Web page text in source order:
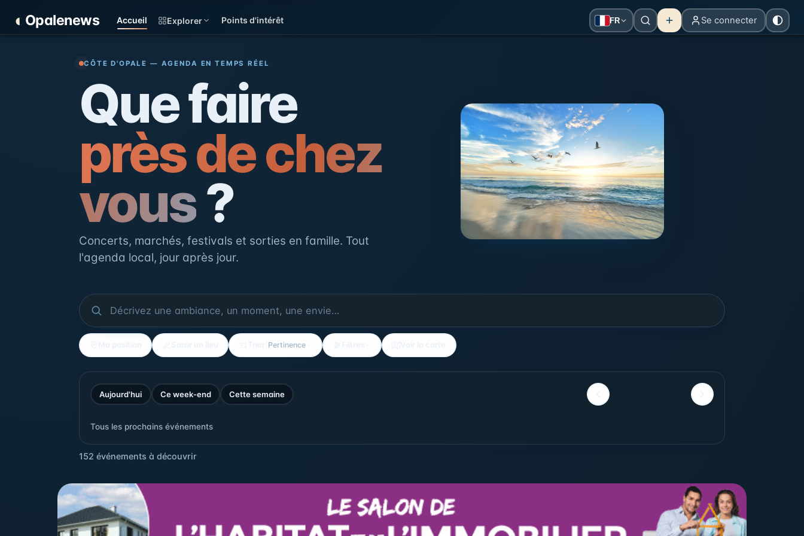
◐ Opalenews Accueil Explorer Points d'intérêt FR Se connecter
Opalenews — Événements de la Côte d'Opale
CÔTE D'OPALE — AGENDA EN TEMPS RÉEL
Que faire
près de chez
vous?
Concerts, marchés, festivals et sorties en famille. Tout
l'agenda local, jour après jour.
Pertinence
Aujourd'hui Ce week-end Cette semaine
Tous les prochains événements
152 événements à découvrir